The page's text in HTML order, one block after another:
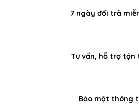
7 ngày đổi trả
Tư vấn, hỗ trợ tận
Bảo mật thông